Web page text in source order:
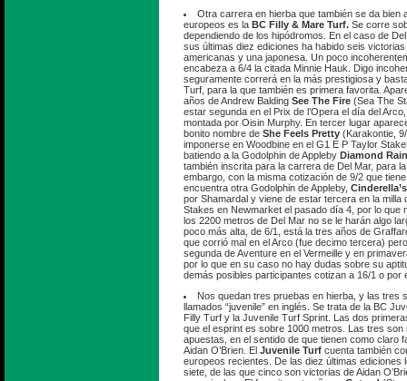
Otra carrera en hierba que también se da bien
europeos es la BC Filly & Mare Turf. Se corre
dependiendo de los hipódromos. En el caso de
sus últimas diez ediciones ha habido seis
americanas y una japonesa. Un poco
encabeza a 6/4 la citada Minnie Hauk. Digo
seguramente correrá en la más prestigiosa y
Turf, para la que también es primera favorita.
años de Andrew Balding See The Fire (Sea The
estar segunda en el Prix de l’Opera el día del
montada por Oisin Murphy. En tercer lugar
bonito nombre de She Feels Pretty (Karakontie,
imponerse en Woodbine en el G1 E P Taylor
batiendo a la Godolphin de Appleby Diamond Rain
también inscrita para la carrera de Del Mar, para
embargo, con la misma cotización de 9/2 que
encuentra otra Godolphin de Appleby,
por Shamardal y viene de estar tercera en la milla
Stakes en Newmarket el pasado día 4, por lo que
los 2200 metros de Del Mar no se le harán algo
poco más alta, de 6/1, está la tres años de
que corrió mal en el Arco (fue decimo tercera)
segunda de Aventure en el Vermeille y en
por lo que en su caso no hay dudas sobre su
demás posibles participantes cotizan a 16/1 o por
Nos quedan tres pruebas en hierba, y las tres
llamados “juvenile” en inglés. Se trata de la BC
Filly Turf y la Juvenile Turf Sprint. Las dos
que el esprint es sobre 1000 metros. Las tres son
apuestas, en el sentido de que tienen como claro
Aidan O’Brien. El Juvenile Turf cuenta también
europeos recientes. De las diez últimas ediciones
siete, de las que cinco son victorias de Aidan